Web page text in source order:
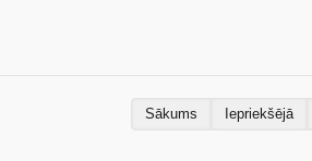
Sākums Iepriekšējā